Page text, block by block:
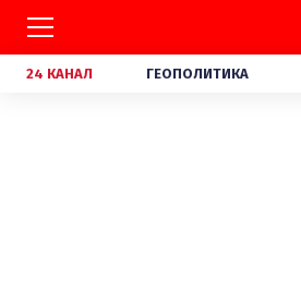
24 КАНАЛ ГЕОПОЛИТИКА